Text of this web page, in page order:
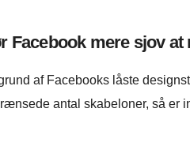
Facebook mere sjov at
af Facebooks låste
antal skabeloner, så er